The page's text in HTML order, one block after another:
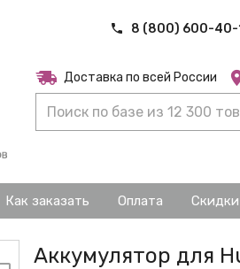
8 (800) 600-40-
Доставка по всей России
Как заказать Оплата Скидки
Аккумулятор для